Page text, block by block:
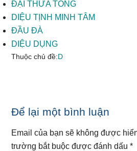
ĐẠI THỪA TÔNG
DIỆU TỊNH MINH TÂM
ĐẦU ĐÀ
DIỆU DỤNG
Thuộc chủ đề:D
Reader
Interactions
Để lại một bình luận
Email của bạn sẽ không được
trường bắt buộc được đánh dấu*